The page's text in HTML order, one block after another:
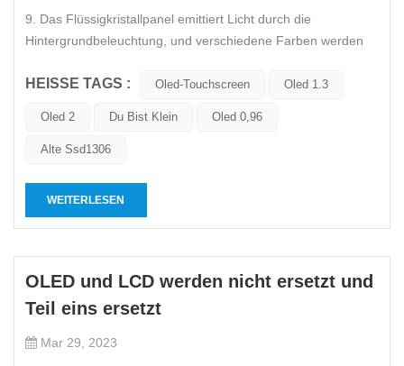
9. Das Flüssigkristallpanel emittiert Licht durch die
Hintergrundbeleuchtung, und verschiedene Farben werden
Flüssigkristallmoleküle können selbst kein Licht emittieren,
HEISSE TAGS : Oled-Touchscreen Oled 1.3
Oled 2 Du Bist Klein Oled 0,96
Alte Ssd1306
WEITERLESEN
OLED und LCD werden nicht ersetzt und
Teil eins ersetzt
Mar 29, 2023